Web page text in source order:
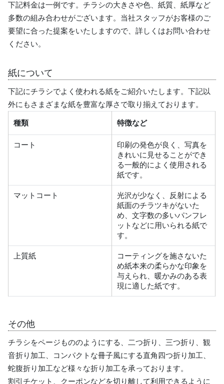
下記料金は一例です。チラシの大きさや色、紙質、紙厚など
多数の組み合わせがございます。当社スタッフがお客様のご
要望に合った提案をいたしますので、詳しくはお問い合わせ
ください。
紙について
下記にチラシでよく使われる紙をご紹介いたします。下記以
外にもさまざまな紙を豊富な厚さで取り揃えております。
種類 特徴など
コート
印刷の発色が良く、写真を
きれいに見せることができ
る一般的によく使用される
紙です。
マットコート
光沢が少なく、反射による
紙面のチラツキがないた
め、文字数の多いパンフレ
ットなどに用いられる紙で
す。
上質紙
コーティングを施さないた
め紙本来の柔らかな印象を
与えられ、暖かみのある表
現に適した紙です。
その他
チラシをページもののようにする、二つ折り、三つ折り、観
音折り加工、コンパクトな冊子風にする直角四つ折り加工、
蛇腹折り加工など様々な折り加工を承っております。
割引チケット、クーポンなどを切り離して利用できるように